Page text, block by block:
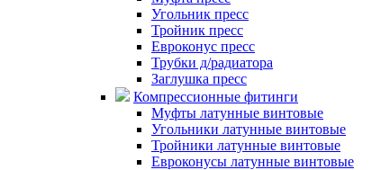
Угольник пресс
Тройник пресс
Евроконус пресс
Трубки д/радиатора
Заглушка пресс
Компрессионные фитинги
Муфты латунные винтовые
Угольники латунные винтовые
Тройники латунные винтовые
Евроконусы латунные винтовые